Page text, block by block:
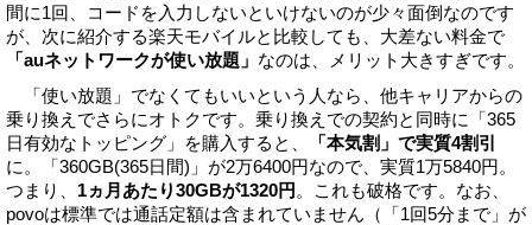
間に1回、コードを入力しないといけないのが少々面倒なのです
が、次に紹介する楽天モバイルと比較しても、大差ない料金で
「auネットワークが使い放題」 なのは、メリット大きすぎです。
「使い放題」でなくてもいいという人なら、他キャリアからの
乗り換えでさらにオトクです。乗り換えでの契約と同時に「365
日有効なトッピング」を購入すると、
「本気割」で実質4割引
に。「360GB(365日間)」が2万6400円なので、実質1万5840円。
つまり、 1ヵ月あたり30GBが1320円 。これも破格です。なお、
povoは標準では通話定額は含まれていません（「1回5分まで」が